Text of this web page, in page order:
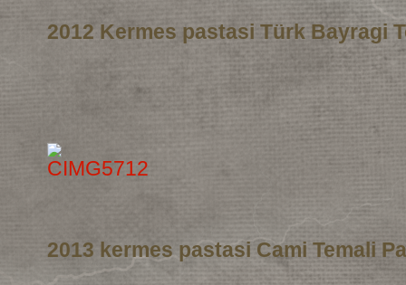
2012 Kermes pastasi Türk Bayragi
2013 kermes pastasi Cami Temali